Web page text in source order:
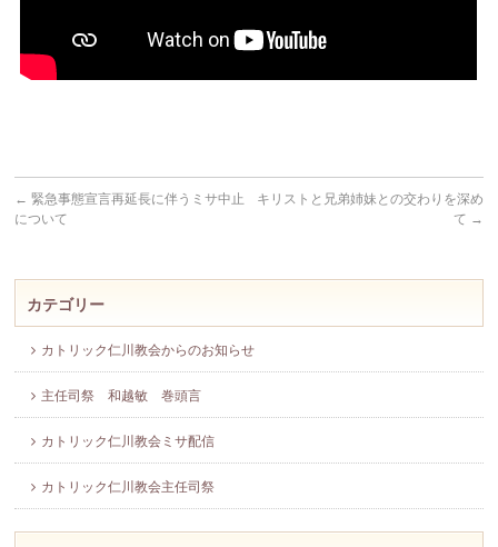
← 緊急事態宣言再延長に伴うミサ中止
について
キリストと兄弟姉妹との交わりを深め
て →
カテゴリー
カトリック仁川教会からのお知らせ
主任司祭 和越敏 巻頭言
カトリック仁川教会ミサ配信
カトリック仁川教会主任司祭